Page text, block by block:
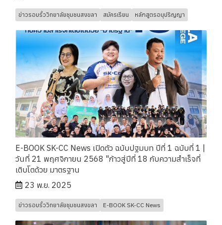
ข่าวรอบรั้ววิทยาลัยชุมชนสงขลา สมัครเรียน หลักสูตรอนุปริญญา
E-BOOK SK-CC News เปิดตัว ฉบับปฐมบท ปีที่ 1 ฉบับที่ 1 |
วันที่ 21 พฤศจิกายน 2568 "ก้าวสู่ปีที่ 18 กับความสำเร็จที่
เติบโตด้วย มาตรฐาน
23 พ.ย. 2025
ข่าวรอบรั้ววิทยาลัยชุมชนสงขลา E-BOOK SK-CC News